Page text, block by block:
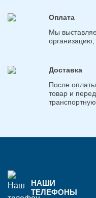
Оплата
Мы
Доставка
После
товар и
НАШИ
ТЕЛЕФОНЫ